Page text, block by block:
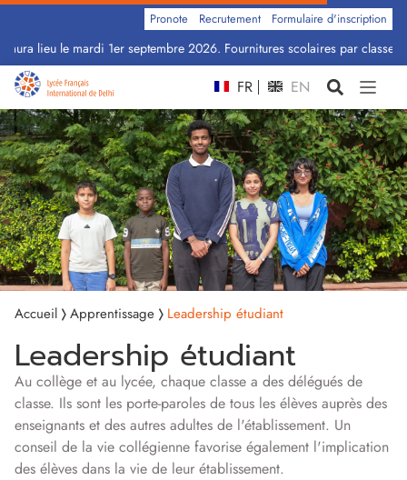
lieu le mardi 1er septembre 2026. Fournitures scolaires par classe :
Pronote Recrutement Formulaire d'inscription
FR EN
Accueil Apprentissage Leadership étudiant
Leadership étudiant
Au collège et au lycée, chaque classe a des délégués de
classe. Ils sont les porte-paroles de tous les élèves auprès des
enseignants et des autres adultes de l'établissement. Un
conseil de la vie collégienne favorise également l'implication
des élèves dans la vie de leur établissement.